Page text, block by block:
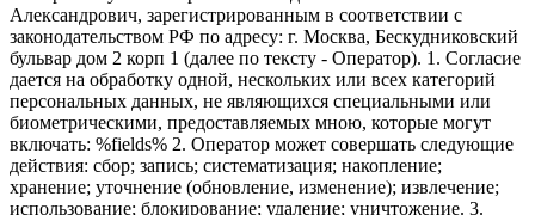
Александрович, зарегистрированным в соответствии с
законодательством РФ по адресу: г. Москва, Бескудниковский
бульвар дом 2 корп 1 (далее по тексту - Оператор). 1. Согласие
дается на обработку одной, нескольких или всех категорий
персональных данных, не являющихся специальными или
биометрическими, предоставляемых мною, которые могут
включать: %fields% 2. Оператор может совершать следующие
действия: сбор; запись; систематизация; накопление;
хранение; уточнение (обновление, изменение); извлечение;
использование; блокирование; удаление; уничтожение. 3.